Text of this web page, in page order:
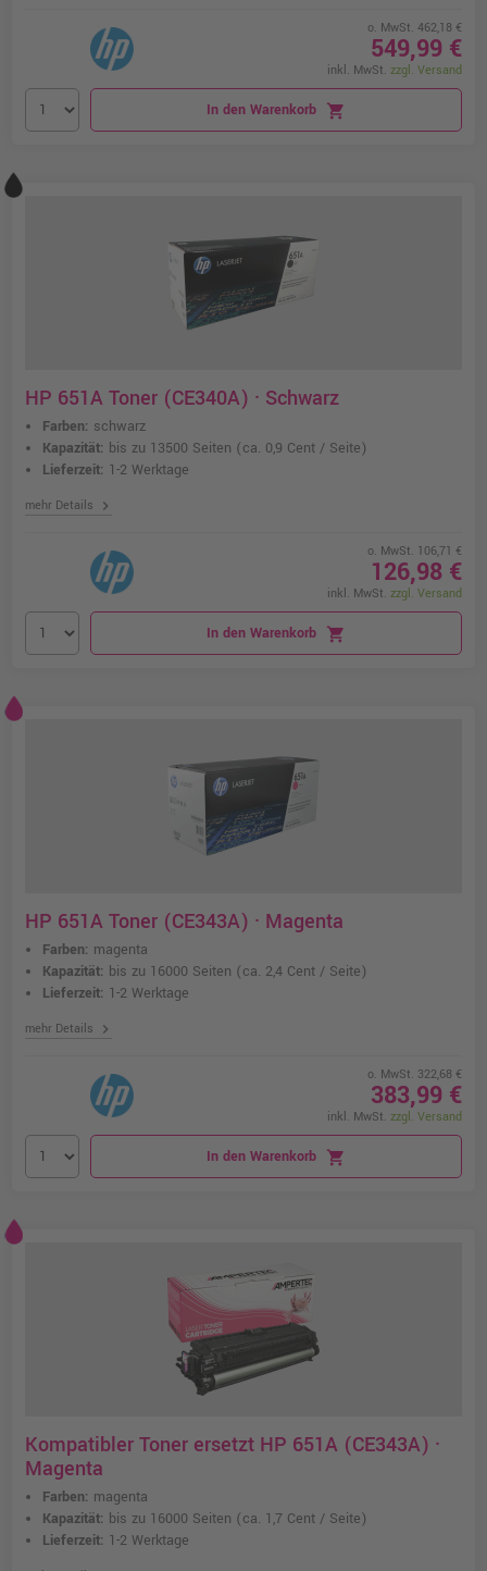
o. MwSt. 462,18 €
549,99 €
inkl. MwSt. zzgl. Versand
In den Warenkorb shopping_cart
HP 651A Toner (CE340A) · Schwarz
Farben: schwarz
Kapazität: bis zu 13500 Seiten (ca. 0,9 Cent / Seite)
Lieferzeit: 1-2 Werktage
mehr Details chevron_right
o. MwSt. 106,71 €
126,98 €
inkl. MwSt. zzgl. Versand
In den Warenkorb shopping_cart
HP 651A Toner (CE343A) · Magenta
Farben: magenta
Kapazität: bis zu 16000 Seiten (ca. 2,4 Cent / Seite)
Lieferzeit: 1-2 Werktage
mehr Details chevron_right
o. MwSt. 322,68 €
383,99 €
inkl. MwSt. zzgl. Versand
In den Warenkorb shopping_cart
Kompatibler Toner ersetzt HP 651A (CE343A) ·
Magenta
Farben: magenta
Kapazität: bis zu 16000 Seiten (ca. 1,7 Cent / Seite)
Lieferzeit: 1-2 Werktage